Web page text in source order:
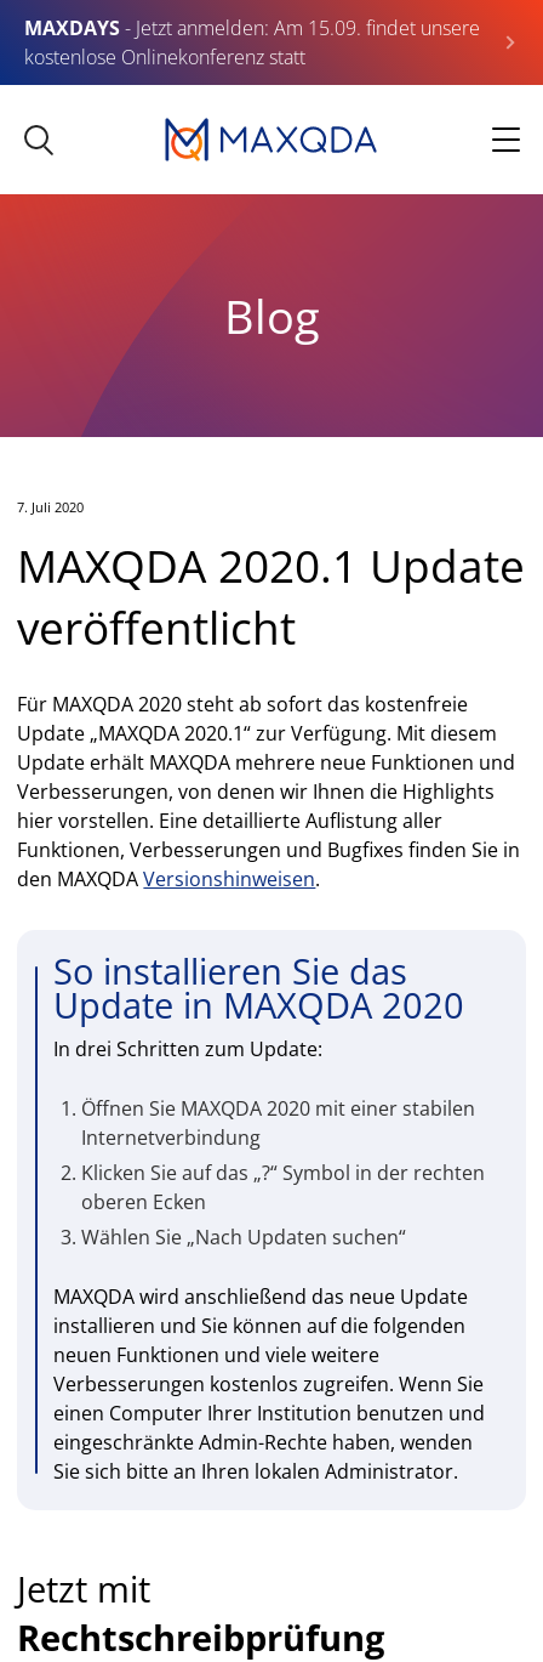
MAXDAYS- Jetzt anmelden: Am 15.09. findet unsere
kostenlose Onlinekonferenz statt
Blog
7. Juli 2020
MAXQDA 2020.1 Update
veröffentlicht
Für MAXQDA 2020 steht ab sofort das kostenfreie
Update „MAXQDA 2020.1“ zur Verfügung. Mit diesem
Update erhält MAXQDA mehrere neue Funktionen und
Verbesserungen, von denen wir Ihnen die Highlights
hier vorstellen. Eine detaillierte Auflistung aller
Funktionen, Verbesserungen und Bugfixes finden Sie in
den MAXQDAVersionshinweisen.
So installieren Sie das
Update in MAXQDA 2020
In drei Schritten zum Update:
Öffnen Sie MAXQDA 2020 mit einer stabilen
Internetverbindung
Klicken Sie auf das „?“ Symbol in der rechten
oberen Ecken
Wählen Sie „Nach Updaten suchen“
MAXQDA wird anschließend das neue Update
installieren und Sie können auf die folgenden
neuen Funktionen und viele weitere
Verbesserungen kostenlos zugreifen. Wenn Sie
einen Computer Ihrer Institution benutzen und
eingeschränkte Admin-Rechte haben, wenden
Sie sich bitte an Ihren lokalen Administrator.
Jetzt mit
Rechtschreibprüfung